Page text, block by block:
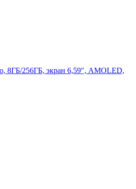
8ГБ/256ГБ, экран 6,59″, AMOLED,